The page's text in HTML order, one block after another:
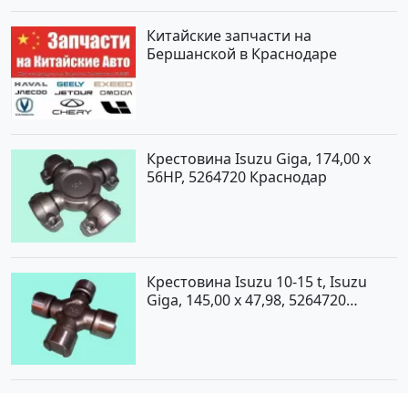
Китайские запчасти на
Бершанской в Краснодаре
Крестовина Isuzu Giga, 174,00 x
56HP, 5264720 Краснодар
Крестовина Isuzu 10-15 t, Isuzu
Giga, 145,00 x 47,98, 5264720